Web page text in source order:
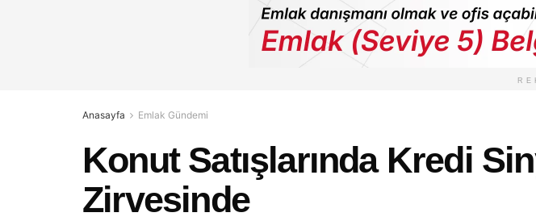
Anasayfa Emlak Gündemi
Konut Satışlarında Kredi
Zirvesinde